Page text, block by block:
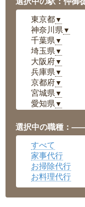
東京都▼
神奈川県 ▼
千葉県 ▼
埼玉県 ▼
大阪府▼
兵庫県 ▼
京都府▼
宮城県 ▼
愛知県 ▼
岡山県▼
広島県▼
沖縄県
選択中の職種：
すべて
家事代行
お掃除代行
お料理代行